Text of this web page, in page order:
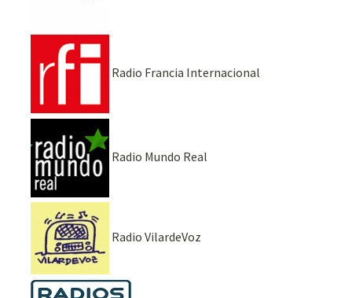
Radio Francia Internacional
Radio Mundo Real
Radio VilardeVoz